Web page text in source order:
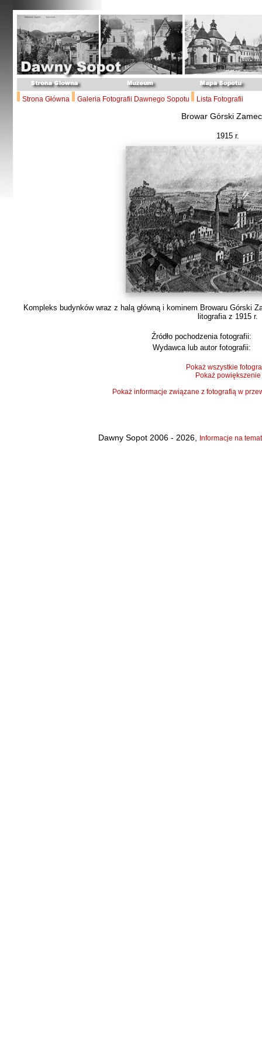
Strona Główna Galeria Fotografii Dawnego Sopotu Lista Fotografii
Browar Górski
1915 r.
Kompleks budynków wraz z halą główną i kominem Browaru Górski
litografia z 1915 r.
Źródło pochodzenia fotografii:
Wydawca lub autor fotografii:
Pokaż wszystkie
Pokaż powiększenie
Pokaż informacje związane z fotografią w
Dawny Sopot 2006 - 2026, Informacje na